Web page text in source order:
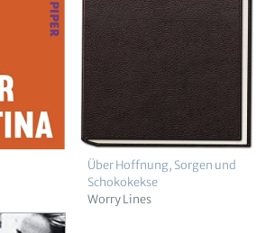
Über Hoffnung, Sorgen und
Schokokekse
Worry Lines